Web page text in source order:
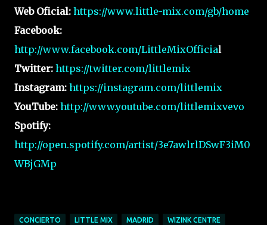
Web Oficial: https://www.little-mix.com/gb/home
Facebook:
http://www.facebook.com/LittleMixOfficial
Twitter: https://twitter.com/littlemix
Instagram: https://instagram.com/littlemix
YouTube: http://www.youtube.com/littlemixvevo
Spotify:
http://open.spotify.com/artist/3e7awlrlDSwF3iM0
WBjGMp
CONCIERTO LITTLE MIX MADRID WIZINK CENTRE